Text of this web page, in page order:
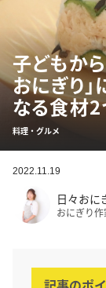
子どもか
おにぎり
なる食材
料理・グルメ
2022.11.19
日々おに
おにぎり作